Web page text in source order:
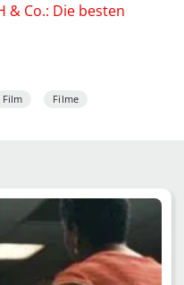
& Co.: Die besten
Film Filme